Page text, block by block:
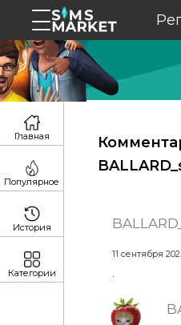
11 сентября
Главная
Популярное
История
Категории